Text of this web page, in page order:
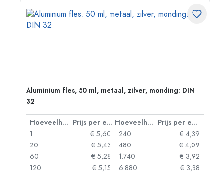
Aluminium fles, 50 ml, metaal, zilver, monding: DIN
32
Hoeveelheid Prijs per eenheid Hoeveelheid
Prijs per eenheid
1
€ 5,60
20
€ 5,43
60
€ 5,28
120
€ 5,15
240
€ 4,39
480
€ 4,09
1.740
€ 3,92
6.880
€ 3,38